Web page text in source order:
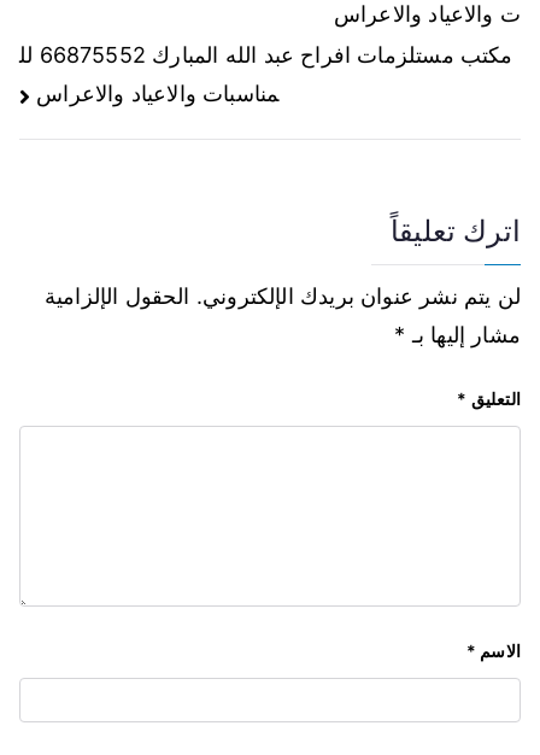
ت والاعياد والاعراس
مكتب مستلزمات افراح عبد الله المبارك 66875552 لل
مناسبات والاعياد والاعراس
اترك تعليقاً
لن يتم نشر عنوان بريدك الإلكتروني. الحقول الإلزامية
مشار إليها بـ *
التعليق *
الاسم *